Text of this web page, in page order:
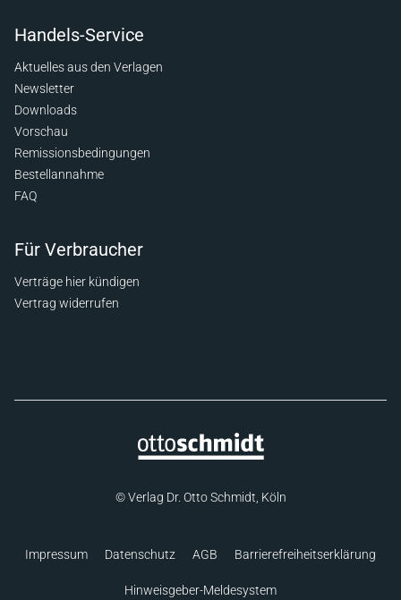
Handels-Service
Aktuelles aus den Verlagen
Newsletter
Downloads
Vorschau
Remissionsbedingungen
Bestellannahme
FAQ
Für Verbraucher
Verträge hier kündigen
Vertrag widerrufen
© Verlag Dr. Otto Schmidt, Köln
Impressum Datenschutz AGB Barrierefreiheitserklärung
Hinweisgeber-Meldesystem